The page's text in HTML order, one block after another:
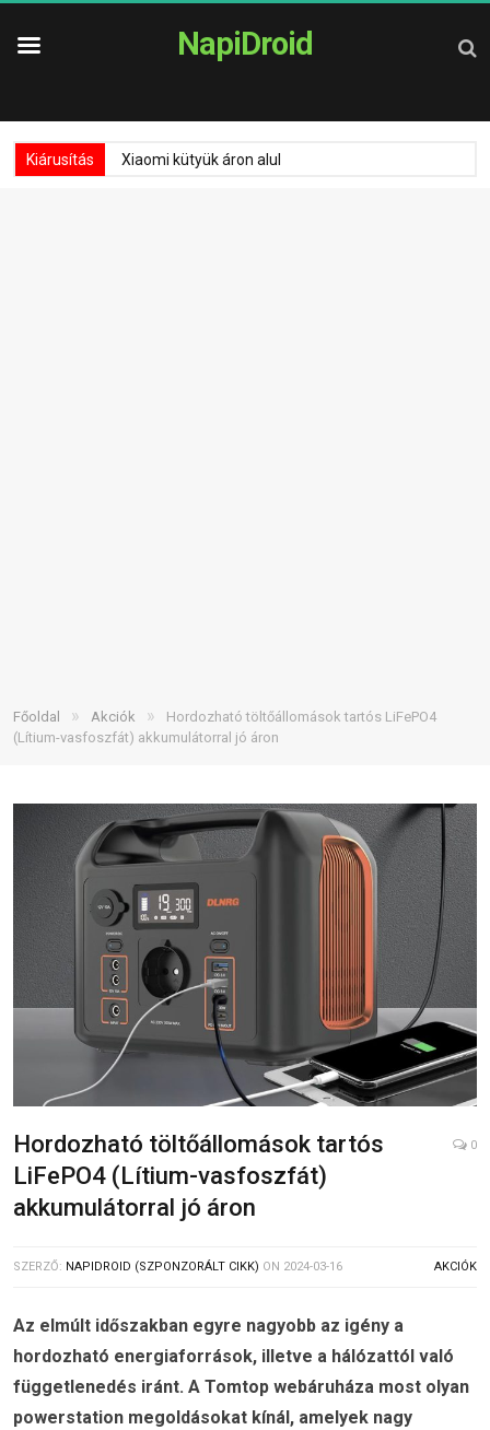
NapiDroid
Kiárusítás Xiaomi kütyük áron alul
Főoldal » Akciók »
Hordozható töltőállomások tartós LiFePO4
(Lítium-vasfoszfát) akkumulátorral jó áron
Hordozható töltőállomások tartós
LiFePO4 (Lítium-vasfoszfát)
akkumulátorral jó áron
0
SZERZŐ: NAPIDROID (SZPONZORÁLT CIKK) ON 2024-03-16 AKCIÓK
Az elmúlt időszakban egyre nagyobb az igény a
hordozható energiaforrások, illetve a hálózattól való
függetlenedés iránt. A Tomtop webáruháza most olyan
powerstation megoldásokat kínál, amelyek nagy